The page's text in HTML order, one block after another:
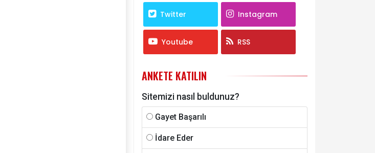
Twitter Instagram
Youtube RSS
ANKETE KATILIN
Sitemizi nasıl buldunuz?
Gayet Başarılı
İdare Eder